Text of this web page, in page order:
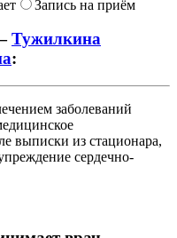
Запись на приём
Тужилкина
:
заболеваний
выписки из стационара,
сердечно-